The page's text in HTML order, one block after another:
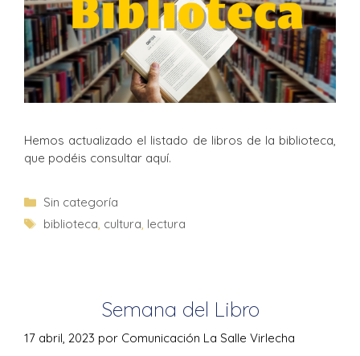
Hemos actualizado el listado de libros de la biblioteca,
que podéis consultar aquí.
Sin categoría
biblioteca cultura lectura
Semana del Libro
17 abril, 2023 por Comunicación La Salle Virlecha